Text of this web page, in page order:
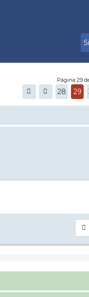
Página 29
28 29